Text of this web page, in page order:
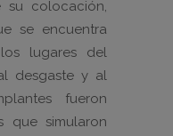
su colocación,
se encuentra
lugares del
desgaste y al
fueron
que simularon